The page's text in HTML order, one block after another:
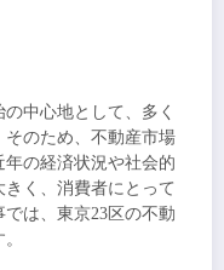
中心地として、多く
のため、不動産市場
の経済状況や社会的
く、消費者にとって
は、東京23区の不動